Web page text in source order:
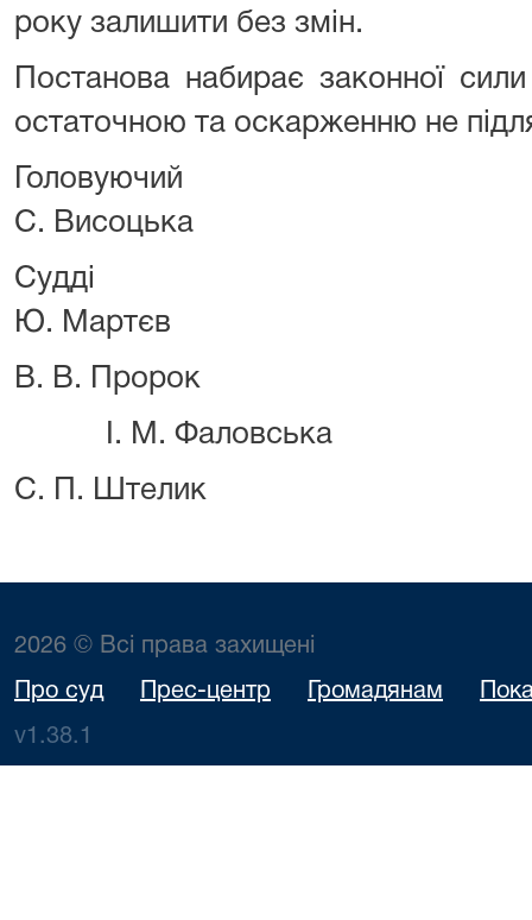
року залишити без змін.
Постанова набирає законної
остаточною та оскарженню не
С. Висоцька
Ю. Мартєв
В. В. Пророк
І. М. Фаловська
С. П. Штелик
2026 © Всі права захищені
Про суд Прес-центр Громадянам
v1.38.1